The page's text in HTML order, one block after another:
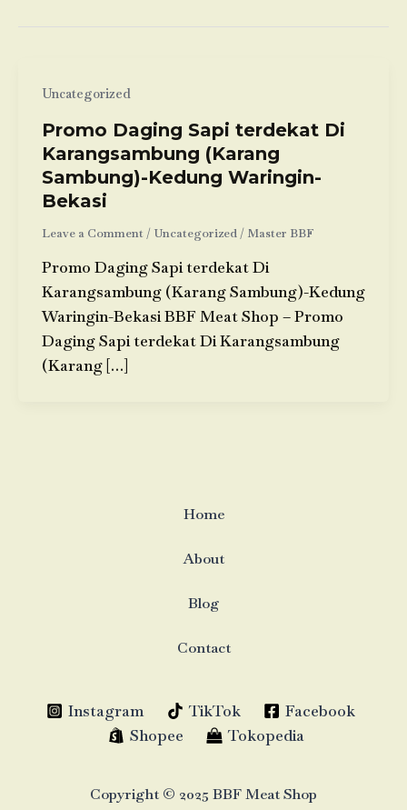
Uncategorized
Promo Daging Sapi terdekat Di
Karangsambung (Karang
Sambung)-Kedung Waringin-
Bekasi
Leave a Comment / Uncategorized/ Master BBF
Promo Daging Sapi terdekat Di
Karangsambung (Karang Sambung)-Kedung
Waringin-Bekasi BBF Meat Shop – Promo
Daging Sapi terdekat Di Karangsambung
(Karang […]
Home
About
Blog
Contact
Instagram TikTok
Facebook
Shopee
Tokopedia
Copyright © 2025 BBF Meat Shop